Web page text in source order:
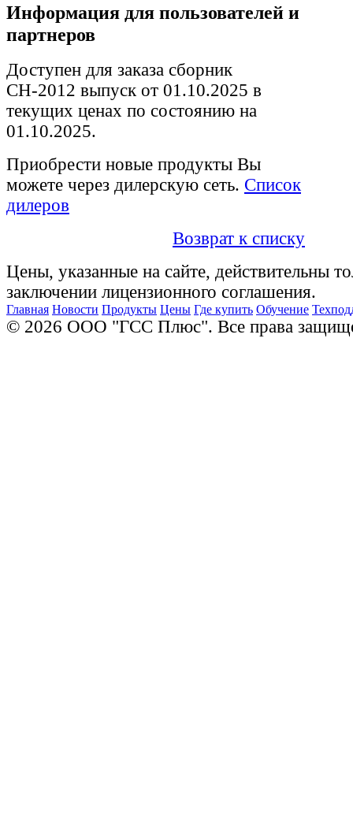
Информация для пользователей и
партнеров
Доступен для заказа сборник
СН-2012 выпуск от 01.10.2025 в
текущих ценах по состоянию на
01.10.2025.
Приобрести новые продукты Вы
можете через дилерскую сеть. Список
дилеров
Возврат к списку
Цены, указанные на сайте, действительны
заключении лицензионного соглашения.
Главная Новости Продукты Цены Где купить Обучение
© 2026 ООО "ГСС Плюс". Все права